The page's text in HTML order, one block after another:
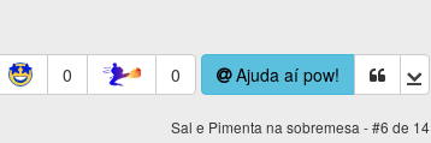
0 0 Ajuda aí pow!
Sal e Pimenta na sobremesa - #6 de 14